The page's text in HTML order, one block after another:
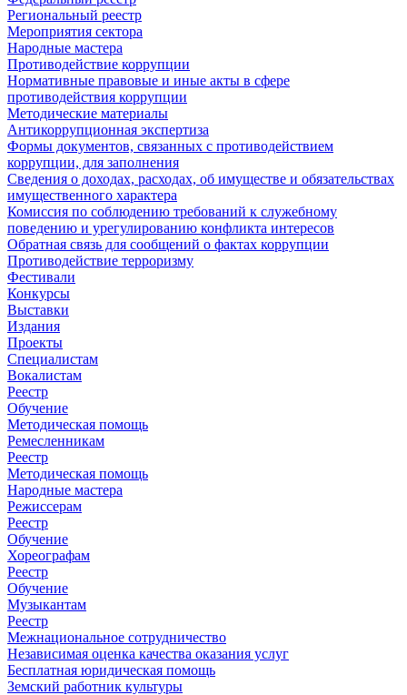
Региональный реестр
Мероприятия сектора
Народные мастера
Противодействие коррупции
Нормативные правовые и иные акты в сфере
противодействия коррупции
Методические материалы
Антикоррупционная экспертиза
Формы документов, связанных с противодействием
коррупции, для заполнения
Сведения о доходах, расходах, об имуществе и обязательствах
имущественного характера
Комиссия по соблюдению требований к служебному
поведению и урегулированию конфликта интересов
Обратная связь для сообщений о фактах коррупции
Противодействие терроризму
Фестивали
Конкурсы
Выставки
Издания
Проекты
Специалистам
Вокалистам
Реестр
Обучение
Методическая помощь
Ремесленникам
Реестр
Методическая помощь
Народные мастера
Режиссерам
Реестр
Обучение
Хореографам
Реестр
Обучение
Музыкантам
Реестр
Межнациональное сотрудничество
Независимая оценка качества оказания услуг
Бесплатная юридическая помощь
Земский работник культуры